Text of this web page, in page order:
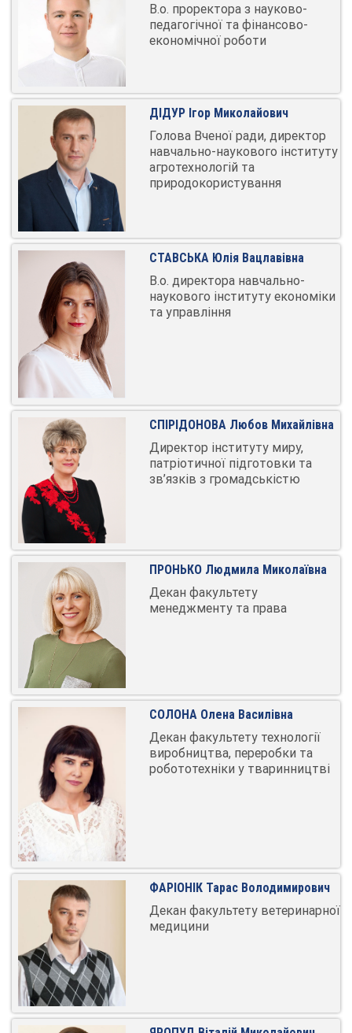
В.о. проректора з науково-
педагогічної та фінансово-
економічної роботи
ДІДУР Ігор Миколайович
Голова Вченої ради, директор
навчально-наукового інституту
агротехнологій та
природокористування
СТАВСЬКА Юлія Вацлавівна
В.о. директора навчально-
наукового інституту економіки
та управління
СПІРІДОНОВА Любов Михайлівна
Директор інституту миру,
патріотичної підготовки та
зв’язків з громадськістю
ПРОНЬКО Людмила Миколаївна
Декан факультету
менеджменту та права
СОЛОНА Олена Василівна
Декан факультету технології
виробництва, переробки та
робототехніки у тваринництві
ФАРІОНІК Тарас Володимирович
Декан факультету ветеринарної
медицини